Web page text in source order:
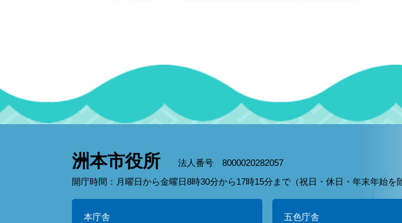
洲本市役所
法人番号 8000020282057
開庁時間：月曜日から金曜日8時30分から17時15分まで（祝日・休日・年末年始を
本庁舎 五色庁舎